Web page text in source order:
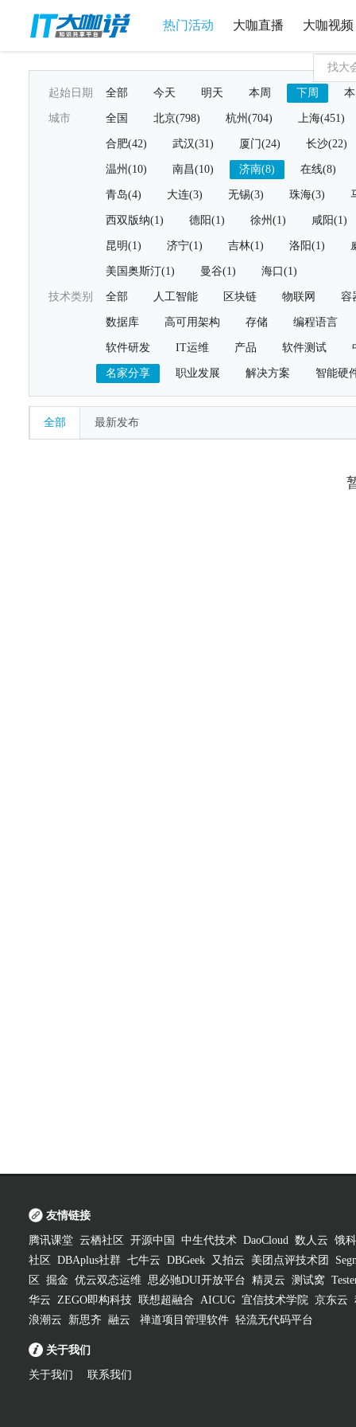
热门活动 大咖直播 大咖视频
起始日期 全部 今天 明天 本周 下周
城市 全国 北京(798) 杭州(704) 上海(451)
合肥(42) 武汉(31) 厦门(24) 长沙(22)
温州(10) 南昌(10) 济南(8) 在线(8)
青岛(4) 大连(3) 无锡(3) 珠海(3)
西双版纳(1) 德阳(1) 徐州(1) 咸阳(1)
昆明(1) 济宁(1) 吉林(1) 洛阳(1)
美国奥斯汀(1) 曼谷(1) 海口(1)
技术类别 全部 人工智能 区块链 物联网 容
数据库 高可用架构 存储 编程语言
软件研发 IT运维 产品 软件测试
名家分享 职业发展 解决方案 智能硬
全部 最新发布
友情链接
腾讯课堂 云栖社区 开源中国 中生代技术 DaoCloud 数人云 饿
社区
DBAplus社群 七牛云 DBGeek 又拍云 美团点评技术团
区
掘金 优云双态运维 思必驰DUI开放平台 精灵云 测试窝
华云 ZEGO即构科技 联想超融合 AICUG 宜信技术学院 京东云
浪潮云
新思齐 融云 禅道项目管理软件 轻流无代码平台
关于我们
关于我们 联系我们